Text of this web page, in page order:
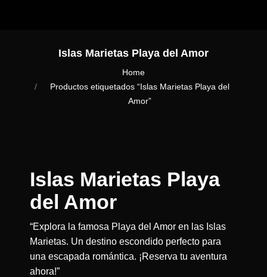
Islas Marietas Playa del Amor
Home
Productos etiquetados “Islas Marietas Playa del
Amor”
Islas Marietas Playa
del Amor
“Explora la famosa Playa del Amor en las Islas
Marietas. Un destino escondido perfecto para
una escapada romántica. ¡Reserva tu aventura
ahora!”